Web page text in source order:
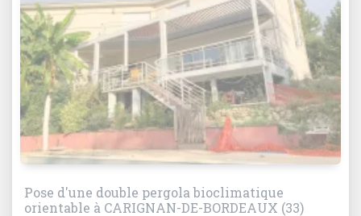
Pose d'une double pergola bioclimatique
orientable à CARIGNAN-DE-BORDEAUX (33)